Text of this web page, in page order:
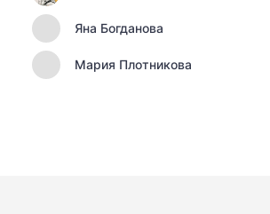
Яна Богданова
Мария Плотникова